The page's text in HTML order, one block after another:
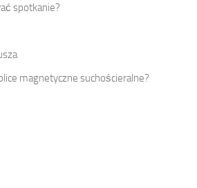
spotkanie?
magnetyczne suchościeralne?